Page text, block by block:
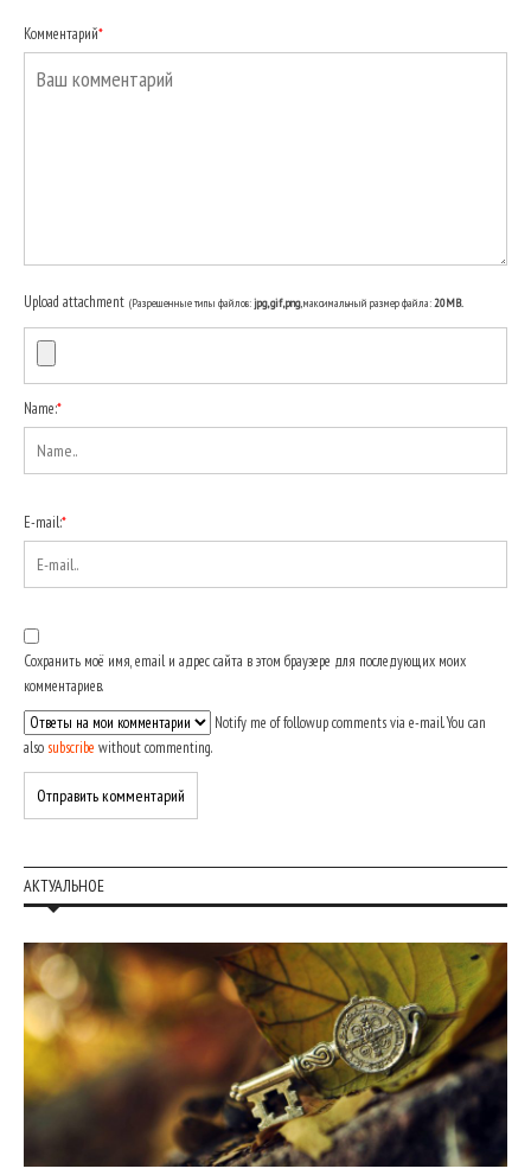
Комментарий*
Upload attachment (Разрешенные типы файлов:jpg, gif, png, максимальный размер файла: 20MB.
Name:*
E-mail:*
Сохранить моё имя, email и адрес сайта в этом браузере для последующих моих
комментариев.
Notify me of followup comments via e-mail. You can
also subscribe without commenting.
АКТУАЛЬНОЕ